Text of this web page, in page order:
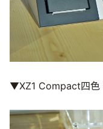
▼XZ1 Compact四色